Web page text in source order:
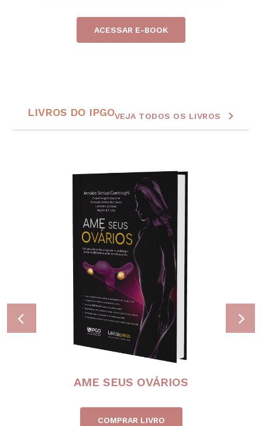
ACESSAR E-BOOK
LIVROS DO IPGOVEJA TODOS OS LIVROS
AME SEUS OVÁRIOS
COMPRAR LIVRO